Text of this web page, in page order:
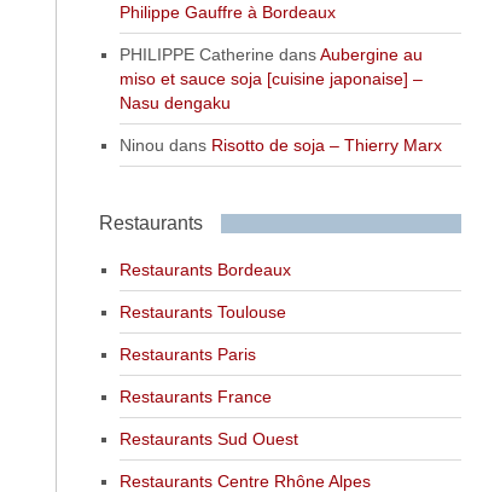
Philippe Gauffre à Bordeaux
PHILIPPE Catherine dansAubergine au
miso et sauce soja [cuisine japonaise] –
Nasu dengaku
Ninou dans Risotto de soja – Thierry Marx
Restaurants
Restaurants Bordeaux
Restaurants Toulouse
Restaurants Paris
Restaurants France
Restaurants Sud Ouest
Restaurants Centre Rhône Alpes